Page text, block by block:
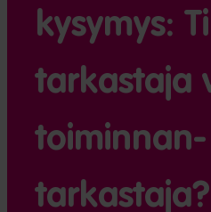
kysymys:
tarkastaja
toiminnan­